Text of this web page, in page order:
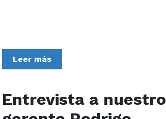
Leer más
Entrevista a nuestro